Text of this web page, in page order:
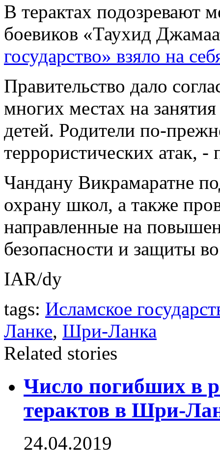
В терактах подозревают
боевиков «Таухид
государство» взяло на
Правительство дало
многих местах на
детей. Родители по-
террористических атак, -
Чандану Викрамаратне
охрану школ, а также
направленные на
безопасности и защиты
IAR/dy
tags: Исламское
Ланке, Шри-Ланка
Related stories
Число погибших в
терактов в Шри-
24.04.2019